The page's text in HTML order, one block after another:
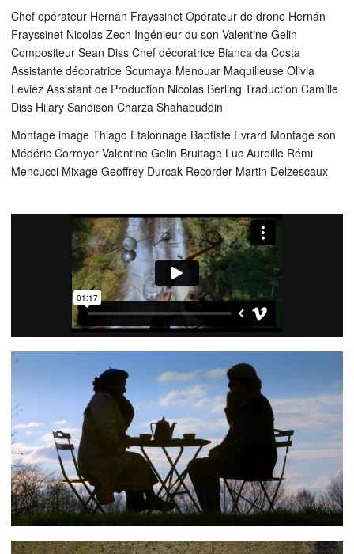
Chef opérateur Hernán Frayssinet Opérateur de drone Hernán
Frayssinet Nicolas Zech Ingénieur du son Valentine Gelin
Compositeur Sean Diss Chef décoratrice Bianca da Costa
Assistante décoratrice Soumaya Menouar Maquilleuse Olivia
Leviez Assistant de Production Nicolas Berling Traduction Camille
Diss Hilary Sandison Charza Shahabuddin
Montage image Thiago Etalonnage Baptiste Evrard Montage son
Médéric Corroyer Valentine Gelin Bruitage Luc Aureille Rémi
Mencucci Mixage Geoffrey Durcak Recorder Martin Delzescaux